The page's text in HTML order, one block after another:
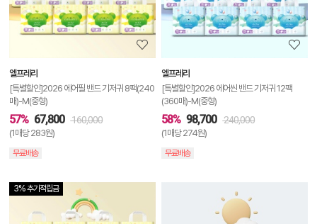
정
보
보
기
엘프레리
[특별할인]2026 에어필 밴드 기저귀 8팩(240
매)-M(중형)
57% 67,800 160,000
(1매당 283원)
무료배송
엘프레리
[특별할인]2026 에어씬 밴드 기저귀 12팩
(360매)-M(중형)
58% 98,700 240,000
(1매당 274원)
무료배송
3% 추가적립금